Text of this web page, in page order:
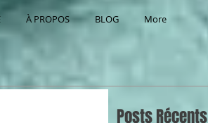
Posts Récents
À PROPOS BLOG More